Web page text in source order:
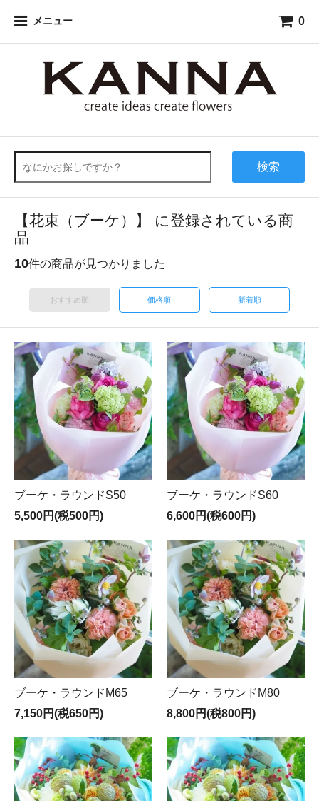
メニュー 0
検索
【花束（ブーケ）】 に登録されている商
品
10件の商品が見つかりました
おすすめ順 価格順 新着順
ブーケ・ラウンドS50
5,500円(税500円)
ブーケ・ラウンドS60
6,600円(税600円)
ブーケ・ラウンドM65
7,150円(税650円)
ブーケ・ラウンドM80
8,800円(税800円)